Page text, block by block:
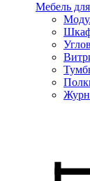
Мебель